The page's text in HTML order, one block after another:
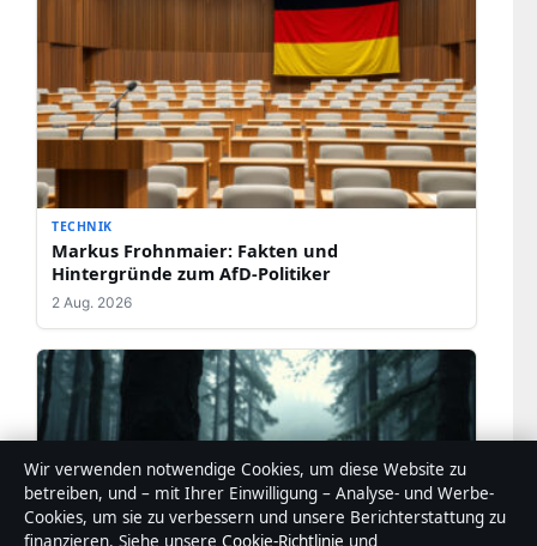
TECHNIK
Markus Frohnmaier: Fakten und
Hintergründe zum AfD-Politiker
2 Aug. 2026
Wir verwenden notwendige Cookies, um diese Website zu
betreiben, und – mit Ihrer Einwilligung – Analyse- und Werbe-
Cookies, um sie zu verbessern und unsere Berichterstattung zu
finanzieren. Siehe unsere Cookie-Richtlinie und